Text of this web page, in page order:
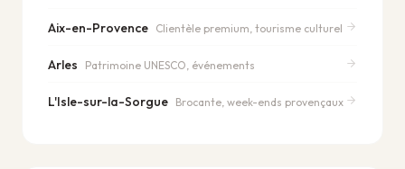
Aix-en-Provence Clientèle premium, tourisme culturel
Arles Patrimoine UNESCO, événements
L'Isle-sur-la-Sorgue Brocante, week-ends provençaux